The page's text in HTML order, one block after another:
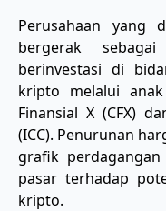
Perusahaan yang
bergerak
berinvestasi di
kripto melalui
Finansial X (CFX)
(ICC). Penurunan
grafik
pasar terhadap
kripto.